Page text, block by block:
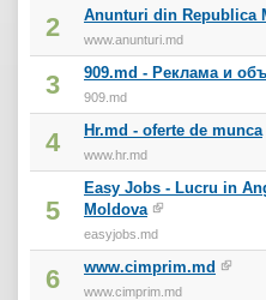
2 Anunturi din Republica
www.anunturi.md
3 909.md - Реклама и
909.md
4 Hr.md - oferte de munca
www.hr.md
5
Easy Jobs - Lucru in
Moldova
easyjobs.md
6 www.cimprim.md
www.cimprim.md